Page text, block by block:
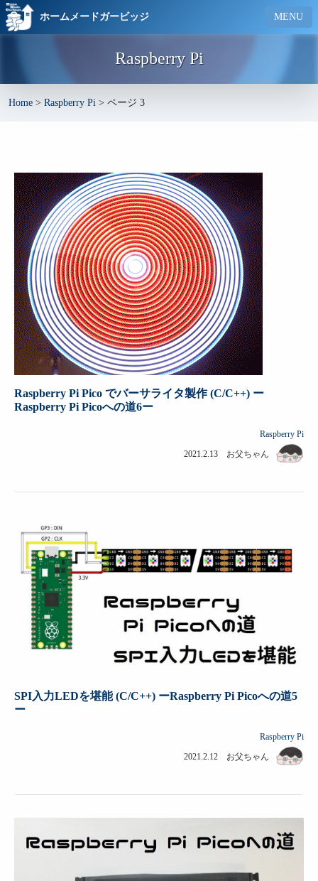
ホームメードガービッジ MENU
Raspberry Pi
Home > Raspberry Pi > ページ 3
Raspberry Pi Pico でバーサライタ製作 (C/C++) ー
Raspberry Pi Picoへの道6ー
Raspberry Pi
2021.2.13 お父ちゃん
SPI入力LEDを堪能 (C/C++) ーRaspberry Pi Picoへの道5
ー
Raspberry Pi
2021.2.12 お父ちゃん